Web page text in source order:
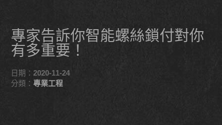
專家告訴你智能螺絲鎖付對你
有多重要！
日期：2020-11-24
分類：專業工程